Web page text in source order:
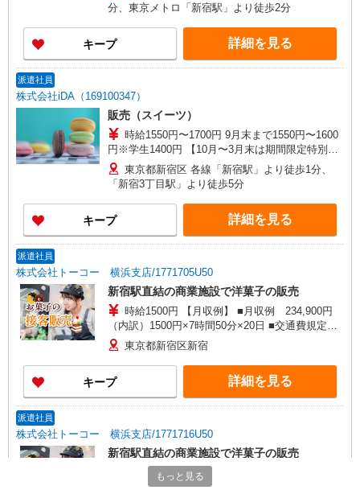
分、東京メトロ「新宿駅」より徒歩2分
キープ 詳細を見る
派遣社員
株式会社iDA（169100347）
販売（スイーツ）
時給1550円〜1700円 9月末まで1550円〜1600
円※学生1400円 【10月〜3月末は期間限定特別時
給：1650円〜1700円※学生1500円】 学生の方は
時給1400円
東京都新宿区 各線「新宿駅」より徒歩1分、
「新宿3丁目駅」より徒歩5分
キープ 詳細を見る
派遣社員
株式会社トーコー 横浜支店/1771705U50
新宿駅直結の商業施設で洋菓子の販売
時給1500円 【月収例】 ■月収例 234,900円
（内訳）1500円×7時間50分×20日 ■交通費規定支
給 東京都新宿区新宿
キープ 詳細を見る
派遣社員
株式会社トーコー 横浜支店/1771716U50
新宿駅直結の商業施設で洋菓子の販売
時給1500円 【月収例】 ■月収例 234,900円
（内訳）1500円×7時間50分×20日 ■交通費規定支
もっと見る